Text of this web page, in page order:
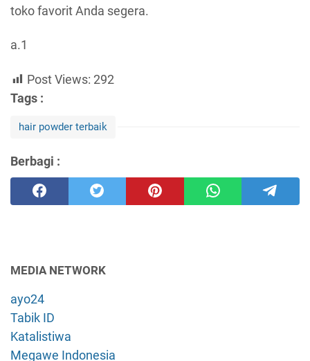
toko favorit Anda segera.
a.1
Post Views: 292
Tags :
hair powder terbaik
Berbagi :
MEDIA NETWORK
ayo24
Tabik ID
Katalistiwa
Megawe Indonesia